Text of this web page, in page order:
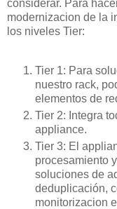
considerar. Para
modernizacion de la
los niveles Tier:
Tier 1: Para
nuestro rack,
elementos de
Tier 2: Integra
appliance.
Tier 3: El
procesamiento
soluciones de
deduplicación,
monitorizacion